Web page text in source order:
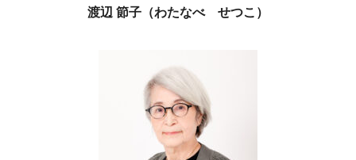
渡辺 節子（わたなべ せつこ）